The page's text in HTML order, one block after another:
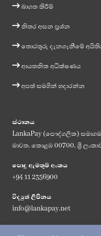
බාගත කිරීම්
නිතර අසන ප්‍රශ්න
තොරතුරු දැනගැනීමේ
ආයතනික අධීක්ෂණය
අපත් සමගින් හදාරන්න
ස්ථානය
LankaPay (පෞද්ගලික) සමාගම,
මාවත, කොළඹ 00700, ශ්‍රී
පොදු ඇමතුම් අංකය
+94 11 2356900
විද්‍යුත් ලිපිනය
info@lankapay.net